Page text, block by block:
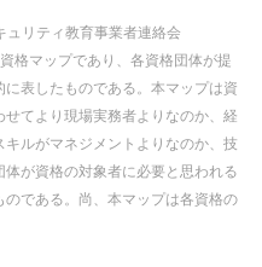
ュリティ教育事業者連絡会
格マップであり、各資格団体が提
表したものである。本マップは資
てより現場実務者よりなのか、経
ルがマネジメントよりなのか、技
が資格の対象者に必要と思われる
である。尚、本マップは各資格の